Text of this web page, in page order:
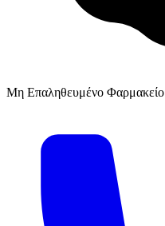
Μη Επαληθευμένο Φαρμακείο